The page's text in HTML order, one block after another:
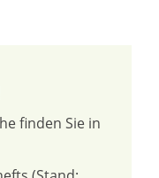
finden Sie in